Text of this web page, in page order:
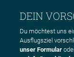
DEIN
Du möchtest uns
Ausflugsziel
unser Formular